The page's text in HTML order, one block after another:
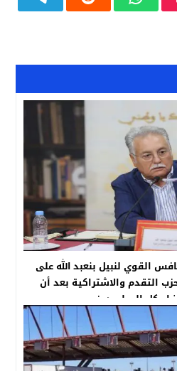
القوي لنبيل بنعبد الله على
التقدم والاشتراكية بعد أن
كل المطرودين